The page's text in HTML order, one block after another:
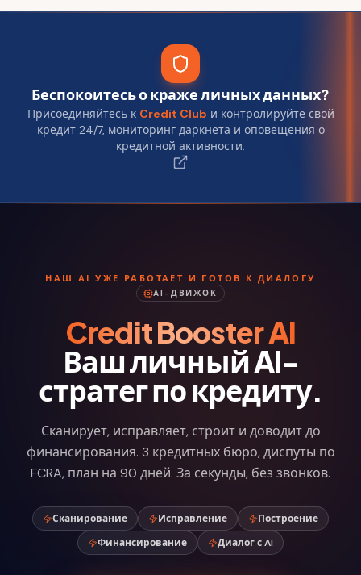
Беспокоитесь о краже личных данных?
Присоединяйтесь к Credit Club и контролируйте свой
кредит 24/7, мониторинг даркнета и оповещения о
кредитной активности.
НАШ AI УЖЕ РАБОТАЕТ И ГОТОВ К ДИАЛОГУ
AI-ДВИЖОК
Credit Booster AI
Ваш личный AI-
стратег по кредиту.
Сканирует, исправляет, строит и доводит до
финансирования. 3 кредитных бюро, диспуты по
FCRA, план на 90 дней. За секунды, без звонков.
Сканирование Исправление
Построение
Финансирование
Диалог с AI